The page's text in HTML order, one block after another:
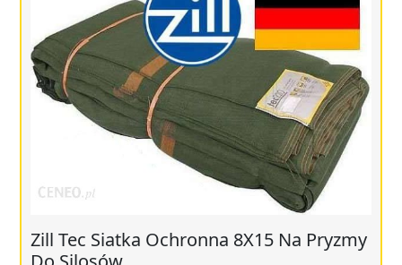
Zill Tec Siatka Ochronna 8X15 Na Pryzmy